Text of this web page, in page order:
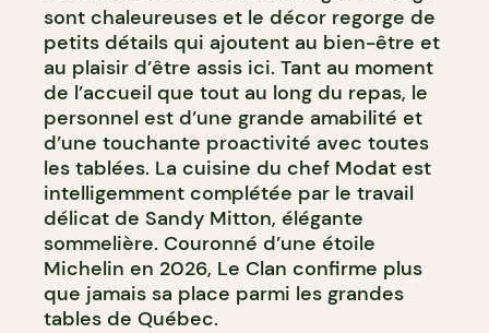
sont chaleureuses et le décor regorge de
petits détails qui ajoutent au bien-être et
au plaisir d’être assis ici. Tant au moment
de l’accueil que tout au long du repas, le
personnel est d’une grande amabilité et
d’une touchante proactivité avec toutes
les tablées. La cuisine du chef Modat est
intelligemment complétée par le travail
délicat de Sandy Mitton, élégante
sommelière. Couronné d’une étoile
Michelin en 2026, Le Clan confirme plus
que jamais sa place parmi les grandes
tables de Québec.